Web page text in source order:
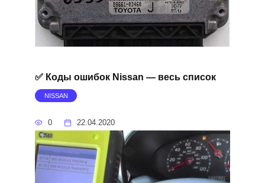
✅ Коды ошибок Nissan — весь список
NISSAN
0 22.04.2020